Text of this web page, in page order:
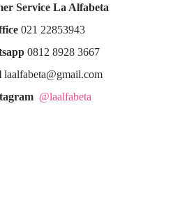
Service La Alfabeta
021 22853943
0812 8928 3667
laalfabeta@gmail.com
@laalfabeta